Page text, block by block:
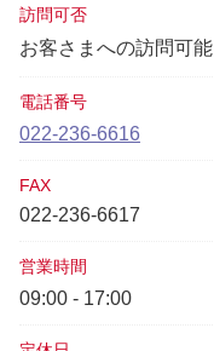
訪問可否
お客さまへの訪問可能
電話番号
022-236-6616
FAX
022-236-6617
営業時間
09:00 - 17:00